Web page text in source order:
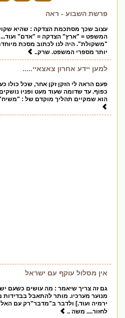
פרשת השבוע - ראה
עצוב שכך מסתכמת הצדקה : שהיא
המשפט = "ארץ" הצדקה = "אדם"
"משקולת". היה לנו לכתוב מסכת
יותר מספרי המשפט. שרק..
למען יידע אחרון צאצאיי.....
פעם הראה לי הזקן זקן אחר, שכל כולו
כפוף. עד שדומה שעוד מעט ופניו
הוא שמקיים תהליך מוקדם של : "משיח"
אין מסלול עוקף עם ישראל
גם זה צריך שיאמר : מה עושים כשעם
מנוער מערכיו. מותר להתאבל
ירמיה ועוד.] ולדבר ב"מדבר"רק עם
לחזור.... משה ..